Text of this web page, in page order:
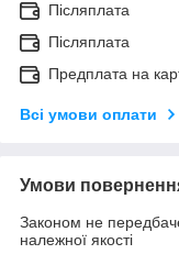
Післяплата
Післяплата
Предплата на
Всі умови оплати
Умови
Законом не
належної якості